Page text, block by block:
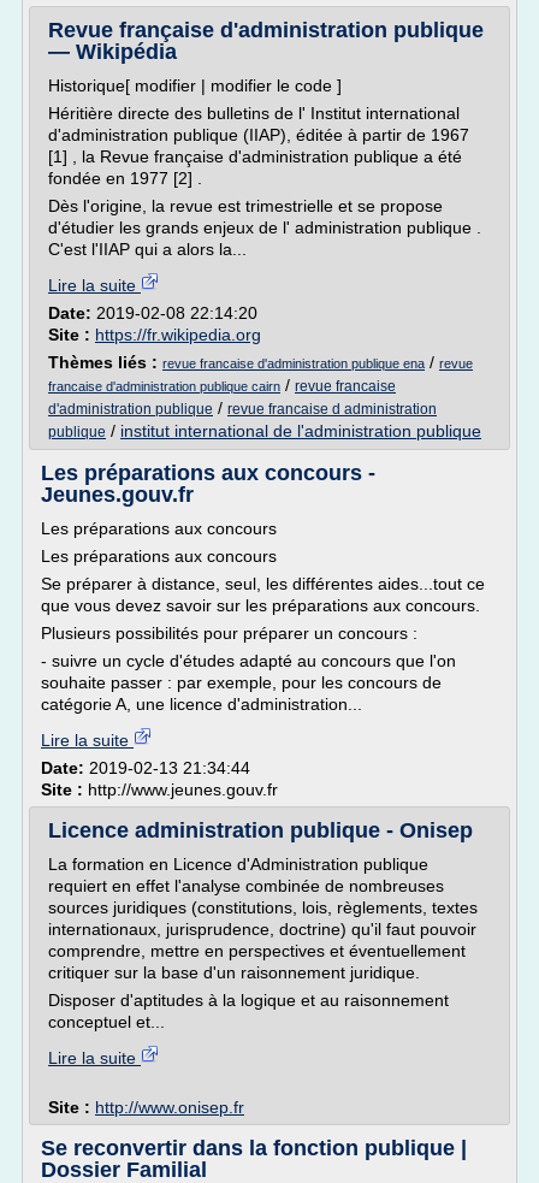
Revue française d'administration publique
— Wikipédia
Historique[ modifier | modifier le code ]
Héritière directe des bulletins de l' Institut international
d'administration publique (IIAP), éditée à partir de 1967
[1] , la Revue française d'administration publique a été
fondée en 1977 [2] .
Dès l'origine, la revue est trimestrielle et se propose
d'étudier les grands enjeux de l' administration publique .
C'est l'IIAP qui a alors la...
Lire la suite
Date: 2019-02-08 22:14:20
Site : https://fr.wikipedia.org
Thèmes liés : revue francaise d'administration publique ena / revue
francaise d'administration publique cairn / revue francaise
d'administration publique / revue francaise d administration
publique / institut international de l'administration publique
Les préparations aux concours -
Jeunes.gouv.fr
Les préparations aux concours
Les préparations aux concours
Se préparer à distance, seul, les différentes aides...tout ce
que vous devez savoir sur les préparations aux concours.
Plusieurs possibilités pour préparer un concours :
- suivre un cycle d'études adapté au concours que l'on
souhaite passer : par exemple, pour les concours de
catégorie A, une licence d'administration...
Lire la suite
Date: 2019-02-13 21:34:44
Site : http://www.jeunes.gouv.fr
Licence administration publique - Onisep
La formation en Licence d'Administration publique
requiert en effet l'analyse combinée de nombreuses
sources juridiques (constitutions, lois, règlements, textes
internationaux, jurisprudence, doctrine) qu'il faut pouvoir
comprendre, mettre en perspectives et éventuellement
critiquer sur la base d'un raisonnement juridique.
Disposer d'aptitudes à la logique et au raisonnement
conceptuel et...
Lire la suite
Site : http://www.onisep.fr
Se reconvertir dans la fonction publique |
Dossier Familial